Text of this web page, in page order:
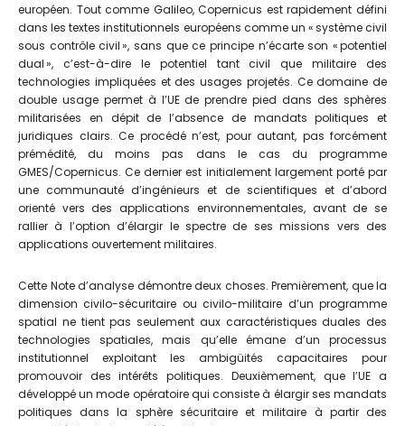
européen. Tout comme Galileo, Copernicus est rapidement défini
dans les textes institutionnels européens comme un « système civil
sous contrôle civil », sans que ce principe n’écarte son « potentiel
dual », c’est-à-dire le potentiel tant civil que militaire des
technologies impliquées et des usages projetés. Ce domaine de
double usage permet à l’UE de prendre pied dans des sphères
militarisées en dépit de l’absence de mandats politiques et
juridiques clairs. Ce procédé n’est, pour autant, pas forcément
prémédité, du moins pas dans le cas du programme
GMES/Copernicus. Ce dernier est initialement largement porté par
une communauté d’ingénieurs et de scientifiques et d’abord
orienté vers des applications environnementales, avant de se
rallier à l’option d’élargir le spectre de ses missions vers des
applications ouvertement militaires.
Cette Note d’analyse démontre deux choses. Premièrement, que la
dimension civilo-sécuritaire ou civilo-militaire d’un programme
spatial ne tient pas seulement aux caractéristiques duales des
technologies spatiales, mais qu’elle émane d’un processus
institutionnel exploitant les ambigüités capacitaires pour
promouvoir des intérêts politiques. Deuxièmement, que l’UE a
développé un mode opératoire qui consiste à élargir ses mandats
politiques dans la sphère sécuritaire et militaire à partir des